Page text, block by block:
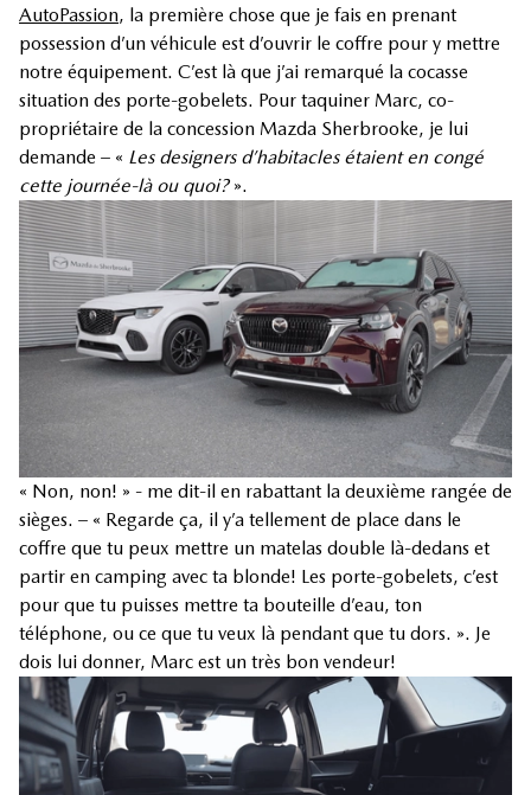
AutoPassion, la première chose que je fais en prenant
possession d’un véhicule est d’ouvrir le coffre pour y mettre
notre équipement. C’est là que j’ai remarqué la cocasse
situation des porte-gobelets. Pour taquiner Marc, co-
propriétaire de la concession Mazda Sherbrooke, je lui
demande – « Les designers d’habitacles étaient en congé
cette journée-là ou quoi?».
« Non, non! » - me dit-il en rabattant la deuxième rangée de
sièges. – « Regarde ça, il y’a tellement de place dans le
coffre que tu peux mettre un matelas double là-dedans et
partir en camping avec ta blonde! Les porte-gobelets, c’est
pour que tu puisses mettre ta bouteille d’eau, ton
téléphone, ou ce que tu veux là pendant que tu dors. ». Je
dois lui donner, Marc est un très bon vendeur!